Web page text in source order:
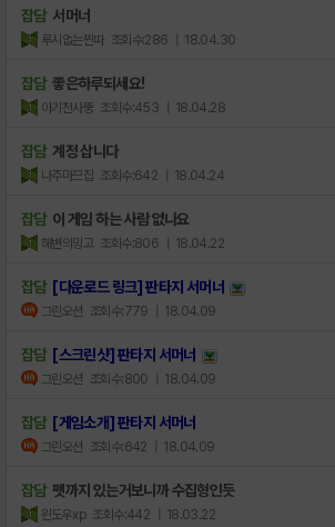
잡담 서머너
루시없는찐따 조회수:286 | 18.04.30
잡담 좋은하루되세요!
아기천사뚱 조회수:453 | 18.04.28
잡담 계정 삽니다
나주마므집 조회수:642 | 18.04.24
잡담 이 게임 하는 사람 없나요
해변의밍고 조회수:806 | 18.04.22
잡담 [다운로드 링크] 판타지 서머너
그린오션 조회수:779 | 18.04.09
잡담 [스크린샷] 판타지 서머너
그린오션 조회수:800 | 18.04.09
잡담 [게임소개] 판타지 서머너
그린오션 조회수:642 | 18.04.09
잡담 펫까지 있는거보니까 수집형인듯
윈도우xp 조회수:442 | 18.03.22